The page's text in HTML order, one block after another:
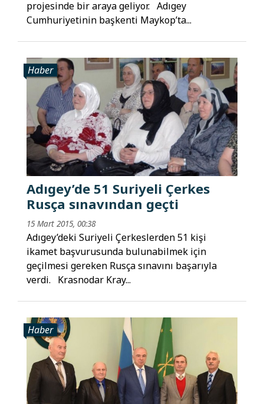
projesinde bir araya geliyor. Adıgey
Cumhuriyetinin başkenti Maykop’ta...
Haber
Adıgey’de 51 Suriyeli Çerkes
Rusça sınavından geçti
15 Mart 2015, 00:38
Adıgey’deki Suriyeli Çerkeslerden 51 kişi
ikamet başvurusunda bulunabilmek için
geçilmesi gereken Rusça sınavını başarıyla
verdi. Krasnodar Kray...
Haber